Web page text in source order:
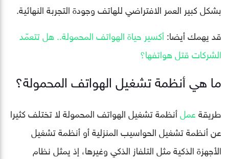
بشكل كبير العمر الافتراضي للهاتف وجودة التجربة النهائية.
قد يهمك أيضا:أكسير حياة الهواتف المحمولة.. هل تتعمّد
الشركات قتل هواتفها؟
ما هي أنظمة تشغيل الهواتف المحمولة؟
طريقةعملأنظمة تشغيل الهواتف المحمولة لا تختلف كثيرا
عن أنظمة تشغيل الحواسيب المنزلية أو أنظمة تشغيل
الأجهزة الذكية مثل التلفاز الذكي وغيرها، إذ يمثل نظام